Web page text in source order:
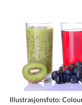
Illustrasjonsfoto: